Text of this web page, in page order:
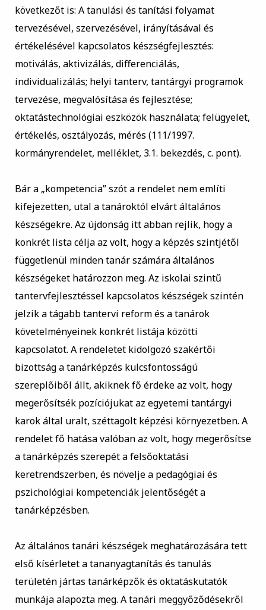
következőt is: A tanulási és tanítási folyamat
tervezésével, szervezésével, irányításával és
értékelésével kapcsolatos készségfejlesztés:
motiválás, aktivizálás, differenciálás,
individualizálás; helyi tanterv, tantárgyi programok
tervezése, megvalósítása és fejlesztése;
oktatástechnológiai eszközök használata; felügyelet,
értékelés, osztályozás, mérés (111/1997.
kormányrendelet, melléklet, 3.1. bekezdés, c. pont).
Bár a „kompetencia” szót a rendelet nem említi
kifejezetten, utal a tanároktól elvárt általános
készségekre. Az újdonság itt abban rejlik, hogy a
konkrét lista célja az volt, hogy a képzés szintjétől
függetlenül minden tanár számára általános
készségeket határozzon meg. Az iskolai szintű
tantervfejlesztéssel kapcsolatos készségek szintén
jelzik a tágabb tantervi reform és a tanárok
követelményeinek konkrét listája közötti
kapcsolatot. A rendeletet kidolgozó szakértői
bizottság a tanárképzés kulcsfontosságú
szereplőiből állt, akiknek fő érdeke az volt, hogy
megerősítsék pozíciójukat az egyetemi tantárgyi
karok által uralt, széttagolt képzési környezetben. A
rendelet fő hatása valóban az volt, hogy megerősítse
a tanárképzés szerepét a felsőoktatási
keretrendszerben, és növelje a pedagógiai és
pszichológiai kompetenciák jelentőségét a
tanárképzésben.
Az általános tanári készségek meghatározására tett
első kísérletet a tananyagtanítás és tanulás
területén jártas tanárképzők és oktatáskutatók
munkája alapozta meg. A tanári meggyőződésekről